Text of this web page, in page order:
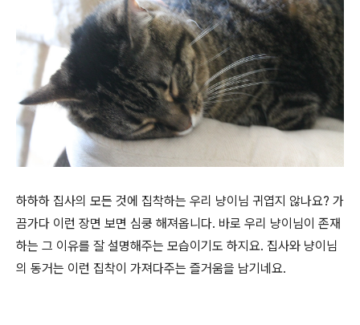
하하하 집사의 모든 것에 집착하는 우리 냥이님 귀엽지 않나요? 가
끔가다 이런 장면 보면 심쿵 해져옵니다. 바로 우리 냥이님이 존재
하는 그 이유를 잘 설명해주는 모습이기도 하지요. 집사와 냥이님
의 동거는 이런 집착이 가져다주는 즐거움을 남기네요.